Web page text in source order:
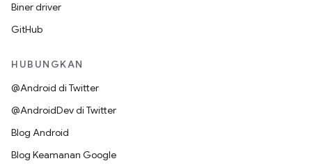
Biner driver
GitHub
HUBUNGKAN
@Android di Twitter
@AndroidDev di Twitter
Blog Android
Blog Keamanan Google